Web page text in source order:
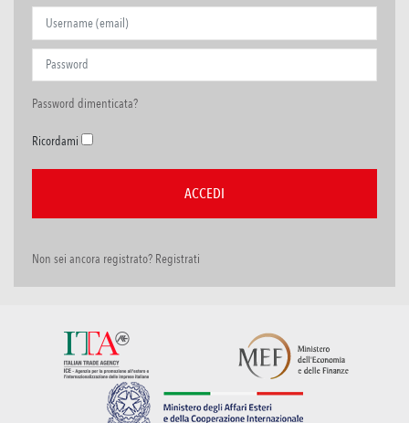
Password dimenticata?
Ricordami
Non sei ancora registrato? Registrati